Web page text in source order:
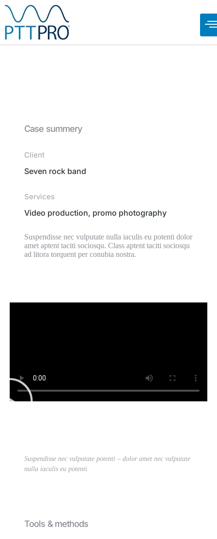
Case summery
Client
Seven rock band
Services
Video production, promo photography
Suspendisse nec vulputate nulla iaculis eu potenti dolor
amet aptent taciti sociosqu. Class aptent taciti sociosqu
ad litora torquent per conubia nostra.
Suspendisse nec vulputate potenti – dolor amet nec vulputate
nulla iaculis eu potenti.
Tools & methods